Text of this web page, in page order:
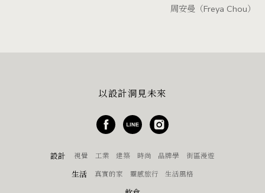
周安曼（Freya Chou）
以設計洞見未來
設計 視覺 工業 建築 時尚 品牌學 街區漫遊
生活 真實的家 靈感旅行 生活風格